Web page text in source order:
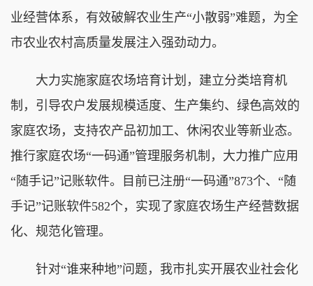
业经营体系，有效破解农业生产“小散弱”难题，为全
市农业农村高质量发展注入强劲动力。
大力实施家庭农场培育计划，建立分类培育机
制，引导农户发展规模适度、生产集约、绿色高效的
家庭农场，支持农产品初加工、休闲农业等新业态。
推行家庭农场“一码通”管理服务机制，大力推广应用
“随手记”记账软件。目前已注册“一码通”873个、“随
手记”记账软件582个，实现了家庭农场生产经营数据
化、规范化管理。
针对“谁来种地”问题，我市扎实开展农业社会化